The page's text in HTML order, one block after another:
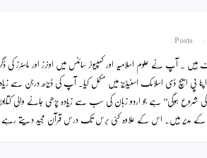
ہیں ۔ آپ نے علوم اسلامیہ اور کمپیوٹر سائنس میں اونرز اور
پی ایچ ڈی اسلامک اسٹیڈیز میں مکمل کیا۔ آپ کی ڈیڑھ درجن سے
شروع ہوگی‘‘ ہے جو اردو زبان کی سب سے زیادہ پڑھی جانے
کے مدیر ہیں۔ اس کے علاوہ کئی برس تک درس قرآن مجید دیتے رہے